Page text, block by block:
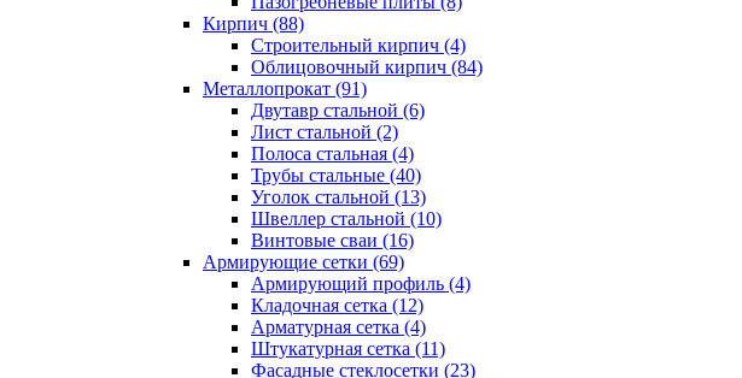
Кирпич (88)
Строительный кирпич (4)
Облицовочный кирпич (84)
Металлопрокат (91)
Двутавр стальной (6)
Лист стальной (2)
Полоса стальная (4)
Трубы стальные (40)
Уголок стальной (13)
Швеллер стальной (10)
Винтовые сваи (16)
Армирующие сетки (69)
Армирующий профиль (4)
Кладочная сетка (12)
Арматурная сетка (4)
Штукатурная сетка (11)
Фасадные стеклосетки (23)